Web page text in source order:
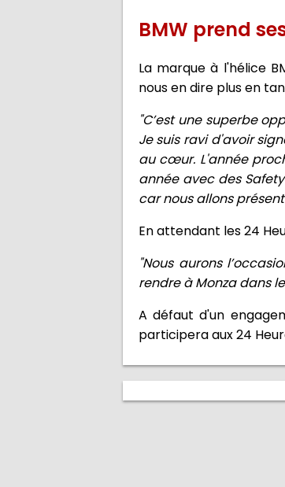
BMW prend
La marque à l'hélice
nous en dire plus en
"C’est une superbe
Je suis ravi d'avoir
au cœur. L'année
année avec des
car nous allons
En attendant les 24
"Nous aurons
rendre à Monza dans
A défaut d'un
participera aux 24